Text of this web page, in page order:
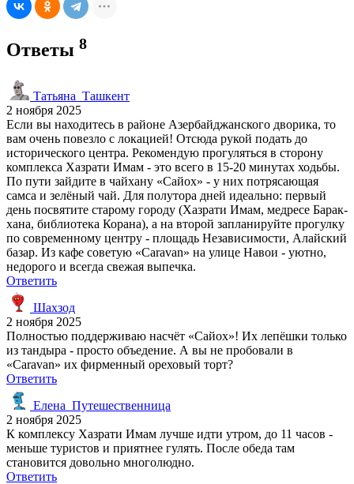
Ответы 8
Татьяна_Ташкент
2 ноября 2025
Если вы находитесь в районе Азербайджанского дворика, то
вам очень повезло с локацией! Отсюда рукой подать до
исторического центра. Рекомендую прогуляться в сторону
комплекса Хазрати Имам - это всего в 15-20 минутах ходьбы.
По пути зайдите в чайхану «Сайох» - у них потрясающая
самса и зелёный чай. Для полутора дней идеально: первый
день посвятите старому городу (Хазрати Имам, медресе Барак-
хана, библиотека Корана), а на второй запланируйте прогулку
по современному центру - площадь Независимости, Алайский
базар. Из кафе советую «Caravan» на улице Навои - уютно,
недорого и всегда свежая выпечка.
Ответить
Шахзод
2 ноября 2025
Полностью поддерживаю насчёт «Сайох»! Их лепёшки только
из тандыра - просто объедение. А вы не пробовали в
«Caravan» их фирменный ореховый торт?
Ответить
Елена_Путешественница
2 ноября 2025
К комплексу Хазрати Имам лучше идти утром, до 11 часов -
меньше туристов и приятнее гулять. После обеда там
становится довольно многолюдно.
Ответить